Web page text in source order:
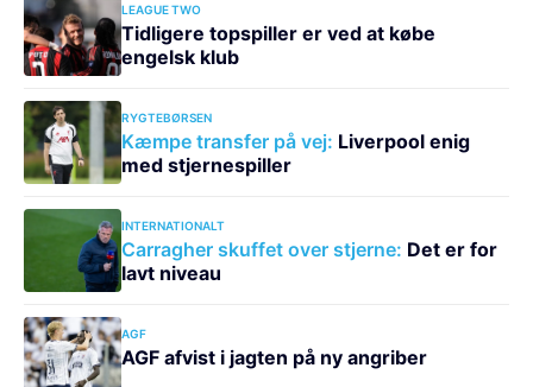
LEAGUE TWO
Tidligere topspiller er ved at købe
engelsk klub
RYGTEBØRSEN
Kæmpe transfer på vej: Liverpool enig
med stjernespiller
INTERNATIONALT
Carragher skuffet over stjerne: Det er for
lavt niveau
AGF
AGF afvist i jagten på ny angriber